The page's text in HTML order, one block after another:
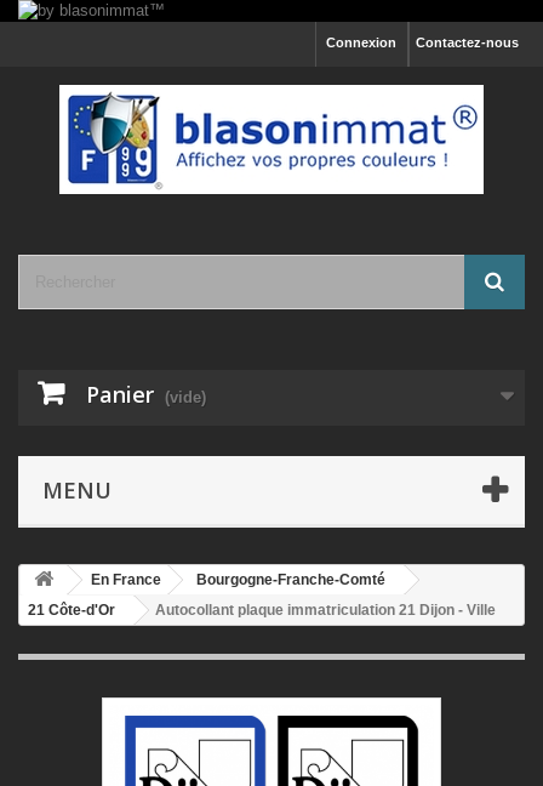
Contactez-nous
Connexion
Panier (vide)
MENU
En France
Bourgogne-Franche-Comté
21 Côte-d'Or
Autocollant plaque immatriculation 21 Dijon - Ville